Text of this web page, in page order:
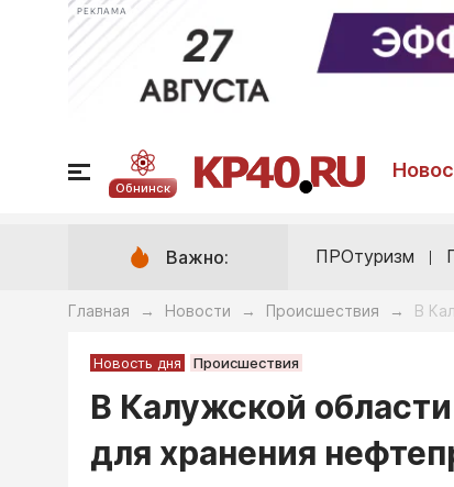
РЕКЛАМА
Обнинск
Важно: ПРОтуризм
Главная → Новости → Происшествия → В
Новость дня Происшествия
В Калужской
для хранения